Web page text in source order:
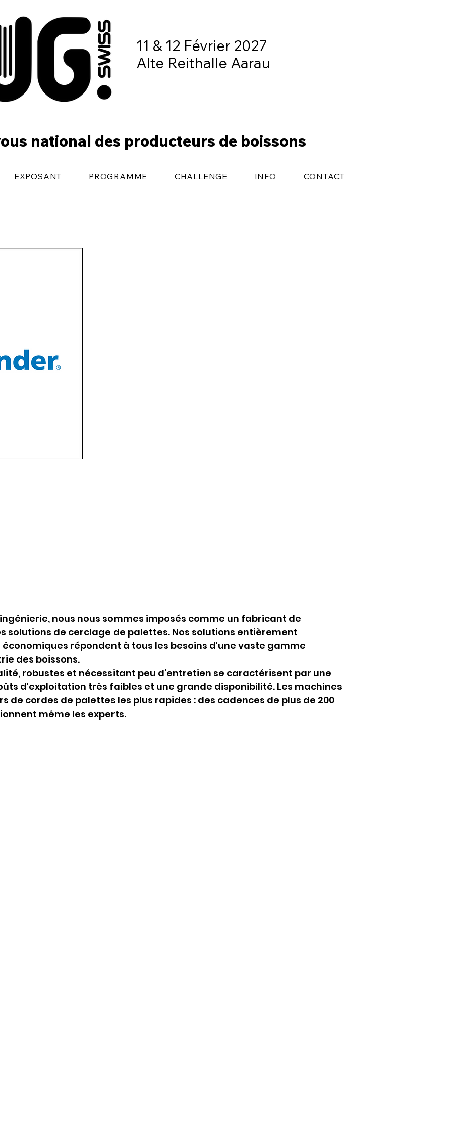
11 & 12 Février 2027
Alte Reithalle Aarau
national des producteurs de boissons
EXPOSANT PROGRAMME CHALLENGE INFO CONTACT
nous nous sommes imposés comme un fabricant de
solutions de cerclage de palettes. Nos solutions entièrement
répondent à tous les besoins d'une vaste gamme
des boissons.
robustes et nécessitant peu d'entretien se caractérisent par une
d'exploitation très faibles et une grande disponibilité. Les machines
de cordes de palettes les plus rapides : des cadences de plus de 200
même les experts.